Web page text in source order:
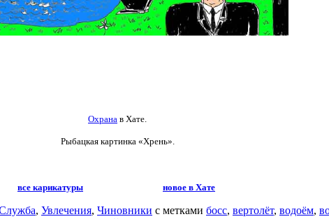
Охрана в Хате.
Рыбацкая картинка «Хрень».
все карикатуры новое в Хате
, Увлечения, Чиновники с метками босс, вертолёт, водоём,